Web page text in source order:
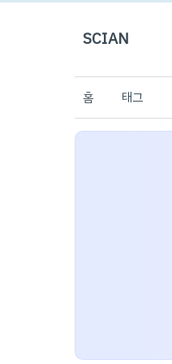
SCIAN
홈 태그